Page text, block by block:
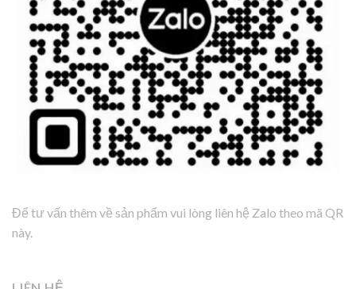
Để tư vấn thêm về sản phẩm vui lòng liên hệ Zalo theo mã QR
này.